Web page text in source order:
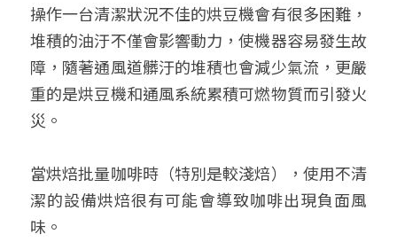
操作一台清潔狀況不佳的烘豆機會有很多困難，
堆積的油汙不僅會影響動力，使機器容易發生故
障，隨著通風道髒汙的堆積也會減少氣流，更嚴
重的是烘豆機和通風系統累積可燃物質而引發火
災。
當烘焙批量咖啡時（特別是較淺焙），使用不清
潔的設備烘焙很有可能會導致咖啡出現負面風
味。